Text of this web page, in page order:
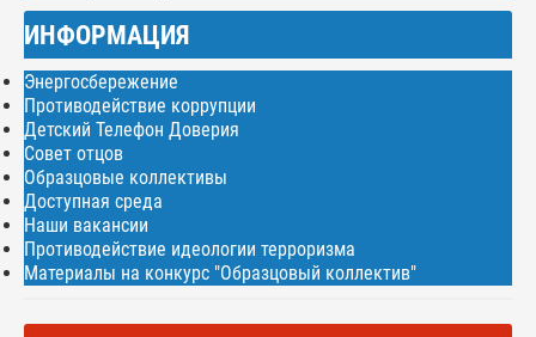
ИНФОРМАЦИЯ
Энергосбережение
Противодействие коррупции
Детский Телефон Доверия
Совет отцов
Образцовые коллективы
Доступная среда
Наши вакансии
Противодействие идеологии терроризма
Материалы на конкурс "Образцовый коллектив"